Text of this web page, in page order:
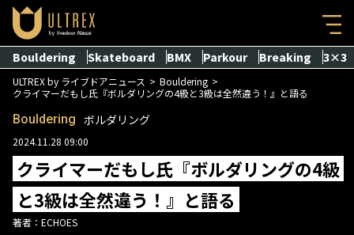
Bouldering Skateboard BMX Parkour Breaking 3×3
ULTREX by ライブドアニュース
Bouldering
クライマーだもし氏『ボルダリングの4級と3級は全然違う！』と語る
Bouldering ボルダリング
2024.11.28 09:00
クライマーだもし氏『ボルダリングの4級
と3級は全然違う！』と語る
著者： ECHOES